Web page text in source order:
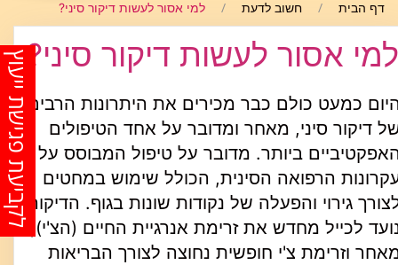
דף הבית חשוב לדעת למי אסור לעשות דיקור סיני?
למי אסור לעשות דיקור סיני?
כמעט כולם כבר מכירים את היתרונות הרבים
דיקור סיני, מאחר ומדובר על אחד הטיפולים
ביותר. מדובר על טיפול המבוסס על
הרפואה הסינית, הכולל שימוש במחטים
גירוי והפעלה של נקודות שונות בגוף. הדיקור
לכייל מחדש את זרימת אנרגיית החיים (הצ'י),
וזרימת צ'י חופשית נחוצה לצורך הבריאות
לקביעת פגישת ייעוץ